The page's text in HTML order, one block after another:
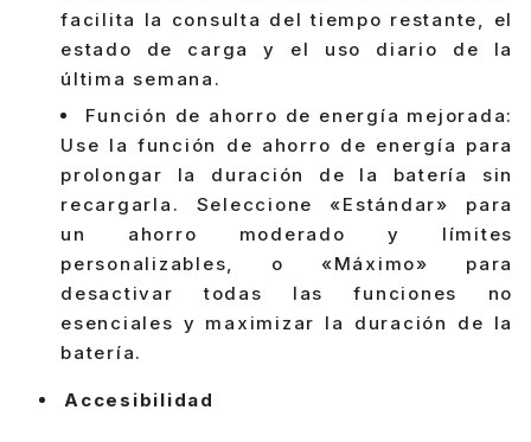
facilita la consulta del tiempo restante, el
estado de carga y el uso diario de la
última semana.
Función de ahorro de energía mejorada:
Use la función de ahorro de energía para
prolongar la duración de la batería sin
recargarla. Seleccione «Estándar» para
un ahorro moderado y límites
personalizables, o «Máximo» para
desactivar todas las funciones no
esenciales y maximizar la duración de la
batería.
Accesibilidad